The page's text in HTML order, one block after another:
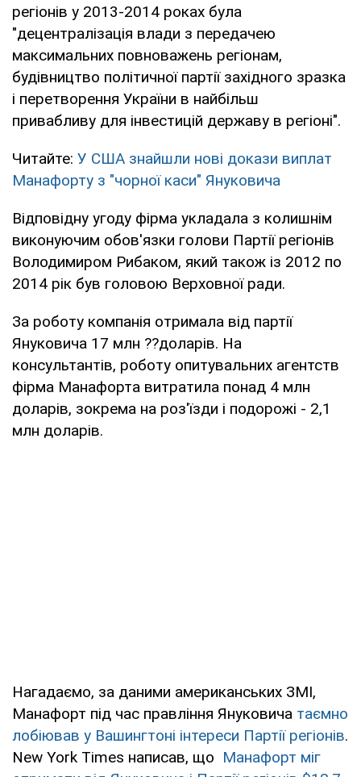
регіонів у 2013-2014 роках була
"децентралізація влади з передачею
максимальних повноважень регіонам,
будівництво політичної партії західного зразка
і перетворення України в найбільш
привабливу для інвестицій державу в регіоні".
Читайте: У США знайшли нові докази виплат
Манафорту з "чорної каси" Януковича
Відповідну угоду фірма укладала з колишнім
виконуючим обов'язки голови Партії регіонів
Володимиром Рибаком, який також із 2012 по
2014 рік був головою Верховної ради.
За роботу компанія отримала від партії
Януковича 17 млн ??доларів. На
консультантів, роботу опитувальних агентств
фірма Манафорта витратила понад 4 млн
доларів, зокрема на роз'їзди і подорожі - 2,1
млн доларів.
Нагадаємо, за даними американських ЗМІ,
Манафорт під час правління Януковича таємно
лобіював у Вашингтоні інтереси Партії регіонів.
New York Times написав, що Манафорт міг